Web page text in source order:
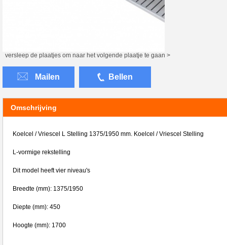
versleep de plaatjes om naar het volgende plaatje te gaan >
Mailen Bellen
Omschrijving
Koelcel / Vriescel L Stelling 1375/1950 mm. Koelcel / Vriescel Stelling
L-vormige rekstelling
Dit model heeft vier niveau's
Breedte (mm): 1375/1950
Diepte (mm): 450
Hoogte (mm): 1700